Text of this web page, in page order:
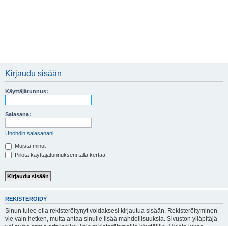
Kirjaudu sisään
Käyttäjätunnus:
Salasana:
Unohdin salasanani
Muista minut
Piilota käyttäjätunnukseni tällä kertaa
REKISTERÖIDY
Sinun tulee olla rekisteröitynyt voidaksesi kirjautua sisään. Rekisteröityminen
vie vain hetken, mutta antaa sinulle lisää mahdollisuuksia. Sivuston ylläpitäjä